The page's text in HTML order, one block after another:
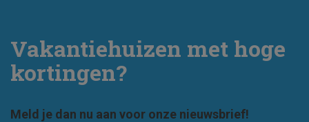
Vakantiehuizen met hoge
kortingen?
Meld je dan nu aan voor onze nieuwsbrief!